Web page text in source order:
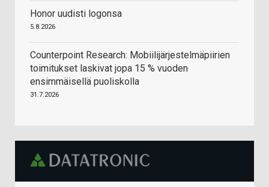
Honor uudisti logonsa
5.8.2026
Counterpoint Research: Mobiilijärjestelmäpiirien
toimitukset laskivat jopa 15 % vuoden
ensimmäisellä puoliskolla
31.7.2026